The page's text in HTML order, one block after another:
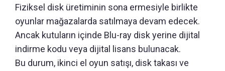
Fiziksel disk üretiminin sona ermesiyle birlikte
oyunlar mağazalarda satılmaya devam edecek.
Ancak kutuların içinde Blu-ray disk yerine dijital
indirme kodu veya dijital lisans bulunacak.
Bu durum, ikinci el oyun satışı, disk takası ve